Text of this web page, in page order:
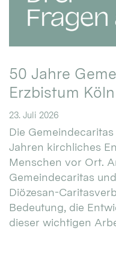
50 Jahre
Erzbistum Köln
23. Juli 2026
Die
Jahren kirchliches
Menschen vor Ort.
Gemeindecaritas
Diözesan-
Bedeutung, die
dieser wichtigen